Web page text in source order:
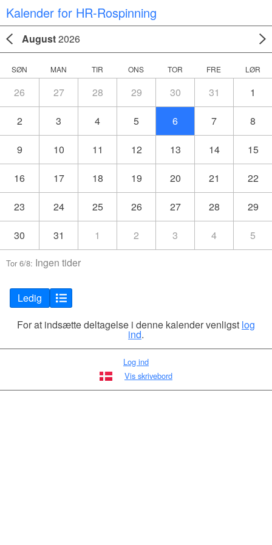
Kalender for HR-Rospinning
August2026
SØN MAN TIR ONS TOR FRE LØR
26 27 28 29 30 31 1
2 3 4 5 6 7 8
9 10 11 12 13 14 15
16 17 18 19 20 21 22
23 24 25 26 27 28 29
30 31 1 2 3 4 5
Tor 6/8: Ingen tider
Ledig
For at indsætte deltagelse i denne kalender venligst log
ind.
Log ind
Vis skrivebord